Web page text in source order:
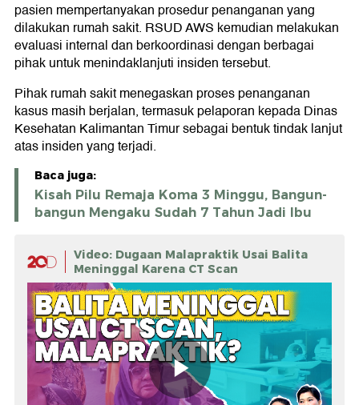
pasien mempertanyakan prosedur penanganan yang
dilakukan rumah sakit. RSUD AWS kemudian melakukan
evaluasi internal dan berkoordinasi dengan berbagai
pihak untuk menindaklanjuti insiden tersebut.
Pihak rumah sakit menegaskan proses penanganan
kasus masih berjalan, termasuk pelaporan kepada Dinas
Kesehatan Kalimantan Timur sebagai bentuk tindak lanjut
atas insiden yang terjadi.
Baca juga:
Kisah Pilu Remaja Koma 3 Minggu, Bangun-
bangun Mengaku Sudah 7 Tahun Jadi Ibu
Video: Dugaan Malapraktik Usai Balita
Meninggal Karena CT Scan